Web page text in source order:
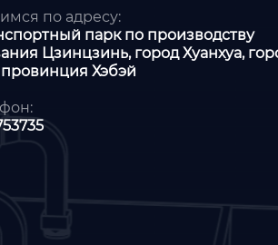
по адресу:
парк по производству
Цзинцзинь, город Хуанхуа,
Хэбэй